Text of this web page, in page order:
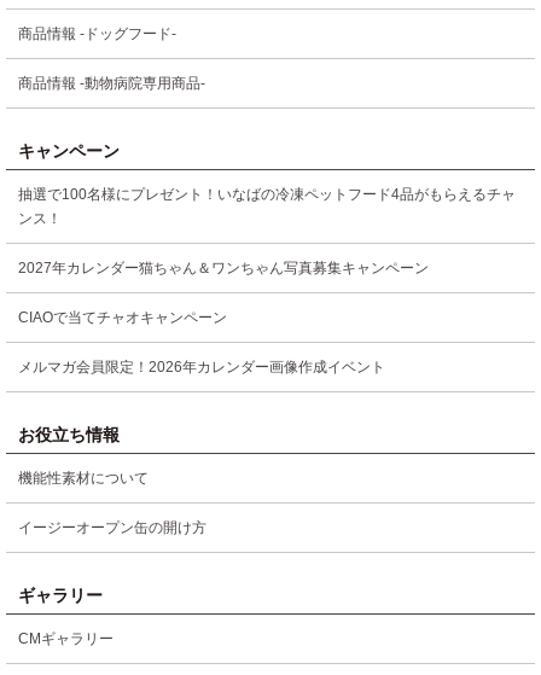
商品情報 -ドッグフード-
商品情報 -動物病院専用商品-
キャンペーン
抽選で100名様にプレゼント！いなばの冷凍ペットフード4品がもらえるチャ
ンス！
2027年カレンダー猫ちゃん＆ワンちゃん写真募集キャンペーン
CIAOで当てチャオキャンペーン
メルマガ会員限定！2026年カレンダー画像作成イベント
お役立ち情報
機能性素材について
イージーオープン缶の開け方
ギャラリー
CMギャラリー